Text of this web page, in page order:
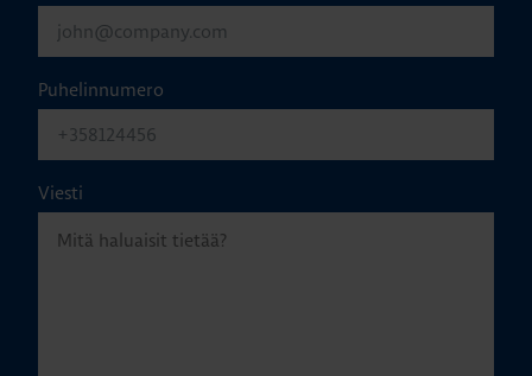
Puhelinnumero
Viesti